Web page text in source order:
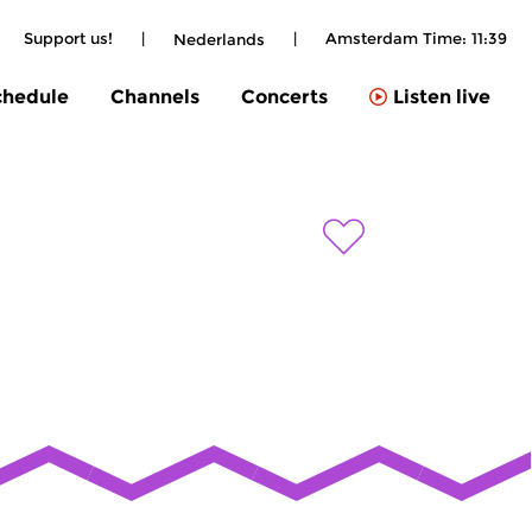
Support us! | Nederlands | Amsterdam Time: 11:39
Channels Concerts Listen live